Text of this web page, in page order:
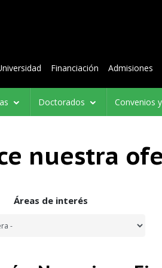
Financiación Admisiones
Doctorados Convenios
nuestra
Áreas de interés